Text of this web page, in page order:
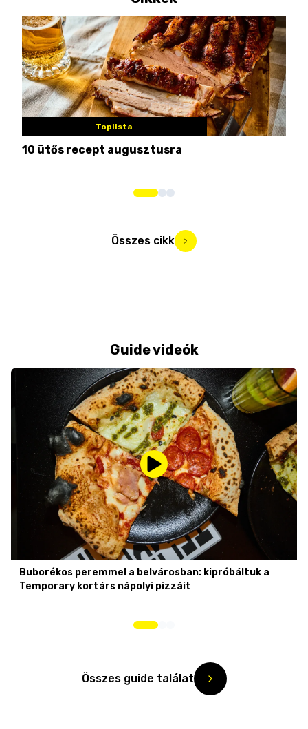
Toplista
10 ütős recept augusztusra
Összes cikk
Guide videók
Buborékos peremmel a belvárosban: kipróbáltuk a
Temporary kortárs nápolyi pizzáit
Összes guide találat